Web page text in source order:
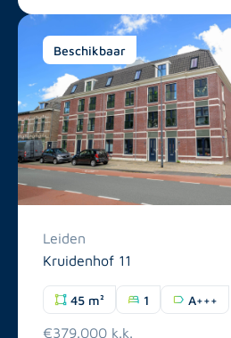
Beschikbaar
Leiden
Kruidenhof 11
45 m² 1 A+++
€379.000 k.k.